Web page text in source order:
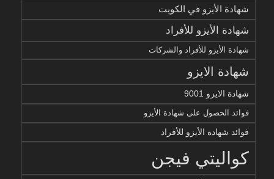
شهادة الأيزو في الكويت
شهادة الأيزو للأفراد
شهادة الأيزو للأفراد والشركات
شهادة الايزو
شهادة الايزو 9001
فوائد الحصول على شهادة الأيزو
فوائد شهادة الأيزو للأفراد
كواليتي فيجن